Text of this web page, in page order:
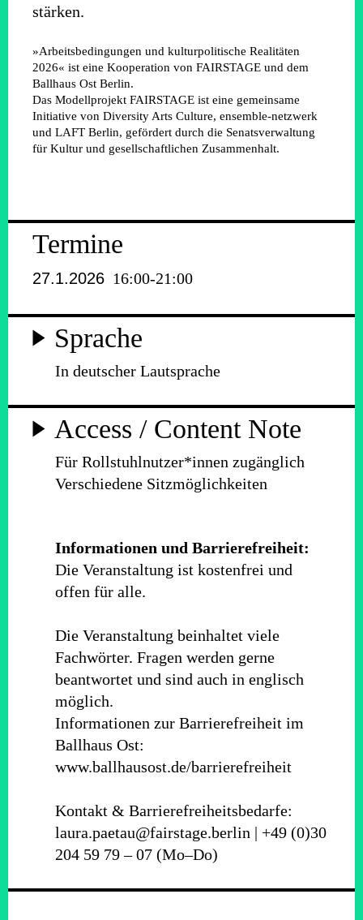
stärken.
»Arbeitsbedingungen und kulturpolitische Realitäten
2026« ist eine Kooperation von FAIRSTAGE und dem
Ballhaus Ost Berlin.
Das Modellprojekt FAIRSTAGE ist eine gemeinsame
Initiative von Diversity Arts Culture, ensemble-netzwerk
und LAFT Berlin, gefördert durch die Senatsverwaltung
für Kultur und gesellschaftlichen Zusammenhalt.
Termine
27.1.2026 16:00-21:00
Sprache
In deutscher Lautsprache
Access / Content Note
Für Rollstuhlnutzer*innen zugänglich
Verschiedene Sitzmöglichkeiten
Informationen und Barrierefreiheit:
Die Veranstaltung ist kostenfrei und
offen für alle.
Die Veranstaltung beinhaltet viele
Fachwörter. Fragen werden gerne
beantwortet und sind auch in englisch
möglich.
Informationen zur Barrierefreiheit im
Ballhaus Ost:
www.ballhausost.de/barrierefreiheit
Kontakt & Barrierefreiheitsbedarfe:
laura.paetau@fairstage.berlin | +49 (0)30
204 59 79 – 07 (Mo–Do)